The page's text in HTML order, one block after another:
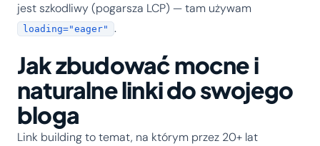
jest szkodliwy (pogarsza LCP) — tam używam
loading="eager" .
Jak zbudować mocne i
naturalne linki do swojego
bloga
Link building to temat, na którym przez 20+ lat